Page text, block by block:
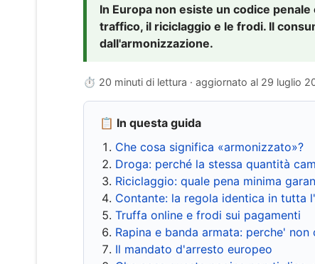
In Europa non esiste un codice
traffico, il riciclaggio e le frodi. Il
dall'armonizzazione.
⏱ 20 minuti di lettura · aggiornato al 29 luglio
📋 In questa guida
Che cosa significa «armonizzato»?
Droga: perché la stessa quantità
Riciclaggio: quale pena minima
Contante: la regola identica in tutta
Truffa online e frodi sui pagamenti
Rapina e banda armata: perche'
Il mandato d'arresto europeo